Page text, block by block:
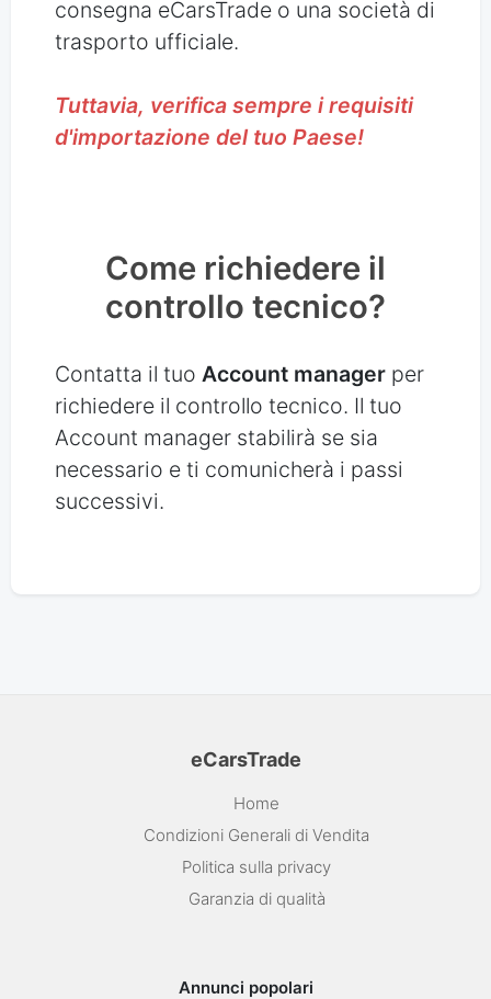
consegna eCarsTrade o una società di
trasporto ufficiale.
Tuttavia, verifica sempre i requisiti
d'importazione del tuo Paese!
Come richiedere il
controllo tecnico?
Contatta il tuo Account manager per
richiedere il controllo tecnico. Il tuo
Account manager stabilirà se sia
necessario e ti comunicherà i passi
successivi.
eCarsTrade
Home
Condizioni Generali di Vendita
Politica sulla privacy
Garanzia di qualità
Annunci popolari